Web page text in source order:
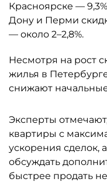
Красноярске —
Дону и Перми
— около 2–2,8%.
Несмотря на рост
жилья в
снижают
Эксперты
квартиры с
ускорения сделок,
обсуждать
быстрее продать